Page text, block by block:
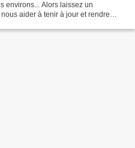
environs... Alors laissez un
aider à tenir à jour et rendre